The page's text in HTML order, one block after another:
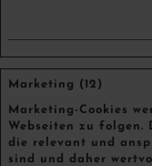
Marketing (12)
Marketing-Cookies
Webseiten zu folgen.
die relevant und
sind und daher